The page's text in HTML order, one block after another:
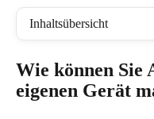
Inhaltsübersicht
Wie können Sie
eigenen Gerät